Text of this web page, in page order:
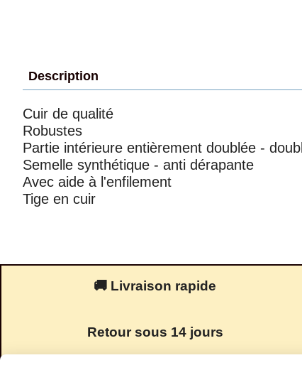
Description
Cuir de qualité
Robustes
Partie intérieure entièrement doublée -
Semelle synthétique - anti dérapante
Avec aide à l'enfilement
Tige en cuir
🚚 Livraison rapide
Retour sous 14 jours